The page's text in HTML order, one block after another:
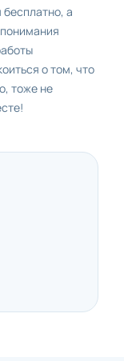
бесплатно, а
о том, что
тоже не